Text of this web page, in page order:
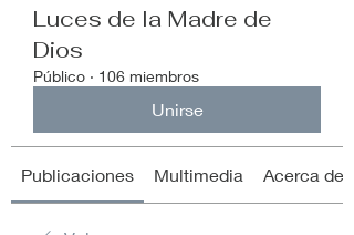
Luces de la Madre de
Dios
Público · 106 miembros
Unirse
Publicaciones Multimedia Acerca de